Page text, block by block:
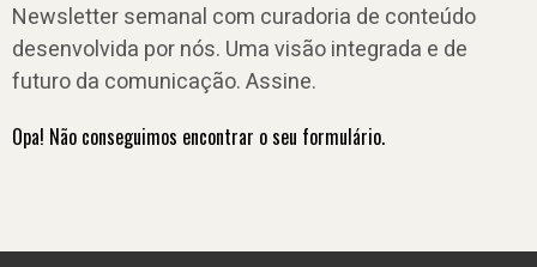
Newsletter semanal com curadoria de conteúdo
desenvolvida por nós. Uma visão integrada e de
futuro da comunicação. Assine.
Opa! Não conseguimos encontrar o seu formulário.